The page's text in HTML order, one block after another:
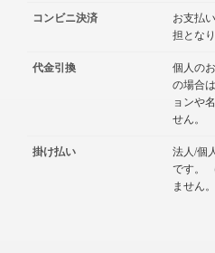
コンビニ決済
お支払
担となり
代金引換
個人の
の場合
ョンや
せん。
掛け払い
法人/個
です。
ません。